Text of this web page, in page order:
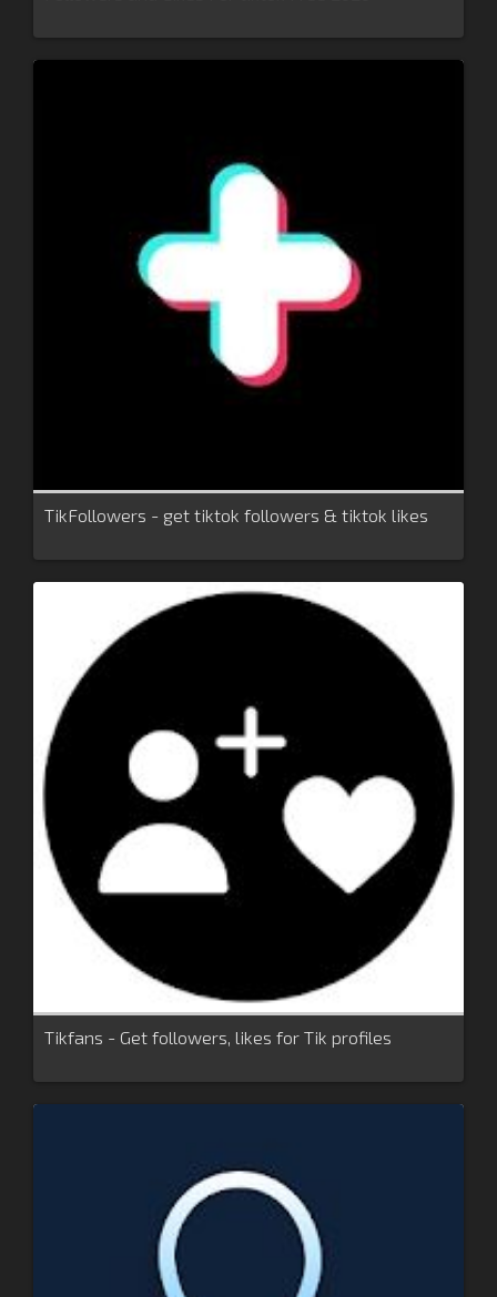
TikFollowers - get tiktok followers & tiktok likes
Tikfans - Get followers, likes for Tik profiles